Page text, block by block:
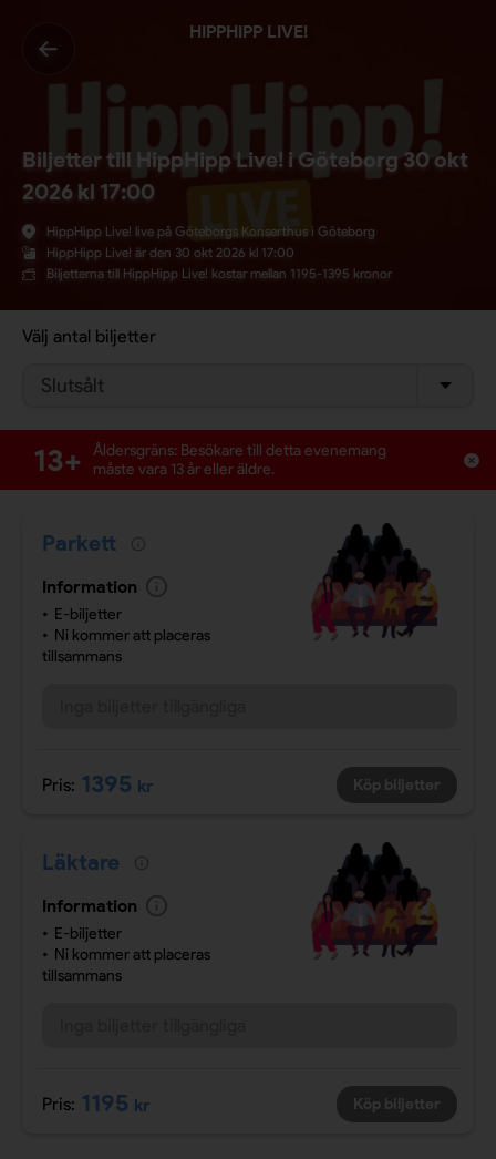
HIPPHIPP LIVE!
Biljetter till HippHipp Live! i Göteborg 30 okt
2026 kl 17:00
HippHipp Live! live på Göteborgs Konserthus i Göteborg
HippHipp Live! är den 30 okt 2026 kl 17:00
Biljetterna till HippHipp Live! kostar mellan 1195-1395 kronor
Välj antal biljetter
Slutsålt
13+
Åldersgräns: Besökare till detta evenemang
måste vara 13 år eller äldre.
Parkett
Information
E-biljetter
Ni kommer att placeras
tillsammans
Pris: 1395 kr Köp biljetter
Läktare
Information
E-biljetter
Ni kommer att placeras
tillsammans
Pris: 1195 kr Köp biljetter